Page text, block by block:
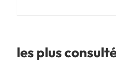
les plus